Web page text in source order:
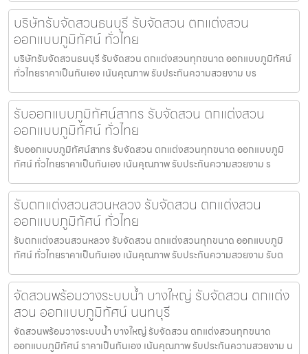
บริษัทรับจัดสวนธนบุรี รับจัดสวน ตกแต่งสวน
ออกแบบภูมิทัศน์ ทั่วไทย
บริษัทรับจัดสวนธนบุรี รับจัดสวน ตกแต่งสวนทุกขนาด ออกแบบภูมิทัศน์
ทั่วไทยราคาเป็นกันเอง เน้นคุณภาพ รับประกันความสวยงาม บร
รับออกแบบภูมิทัศน์สาทร รับจัดสวน ตกแต่งสวน
ออกแบบภูมิทัศน์ ทั่วไทย
รับออกแบบภูมิทัศน์สาทร รับจัดสวน ตกแต่งสวนทุกขนาด ออกแบบภูมิ
ทัศน์ ทั่วไทยราคาเป็นกันเอง เน้นคุณภาพ รับประกันความสวยงาม ร
รับตกแต่งสวนสวนหลวง รับจัดสวน ตกแต่งสวน
ออกแบบภูมิทัศน์ ทั่วไทย
รับตกแต่งสวนสวนหลวง รับจัดสวน ตกแต่งสวนทุกขนาด ออกแบบภูมิ
ทัศน์ ทั่วไทยราคาเป็นกันเอง เน้นคุณภาพ รับประกันความสวยงาม รับต
จัดสวนพร้อมวางระบบน้ำ บางใหญ่ รับจัดสวน ตกแต่ง
สวน ออกแบบภูมิทัศน์ นนทบุรี
จัดสวนพร้อมวางระบบน้ำ บางใหญ่ รับจัดสวน ตกแต่งสวนทุกขนาด
ออกแบบภูมิทัศน์ ราคาเป็นกันเอง เน้นคุณภาพ รับประกันความสวยงาม น